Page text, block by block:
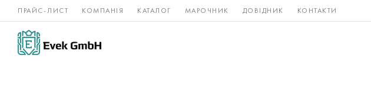
ПРАЙС-ЛИСТ КОМПАНІЯ КАТАЛОГ МАРОЧНИК ДОВІДНИК КОНТАКТИ
Нікелеві
сплави
Рідкісні і